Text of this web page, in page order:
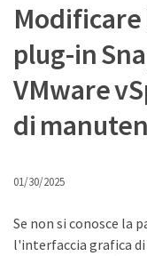
plug-in
VMware
di
01/30/2025
Se non si conosce la
l'interfaccia grafica